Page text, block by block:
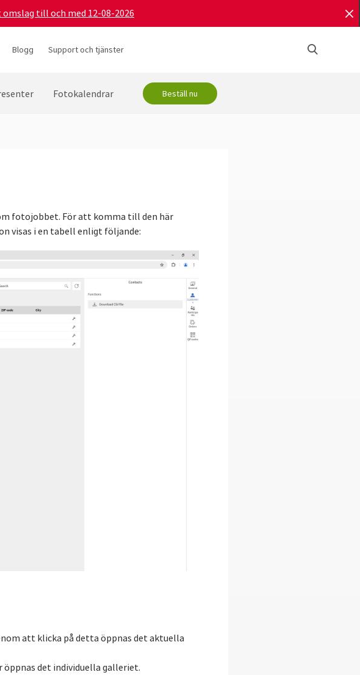
till och med 12-08-2026
Blogg Support och tjänster
Fotokalendrar Beställ nu
fotojobbet. För att komma till den här
visas i en tabell enligt följande:
att klicka på detta öppnas det aktuella
öppnas det individuella galleriet.